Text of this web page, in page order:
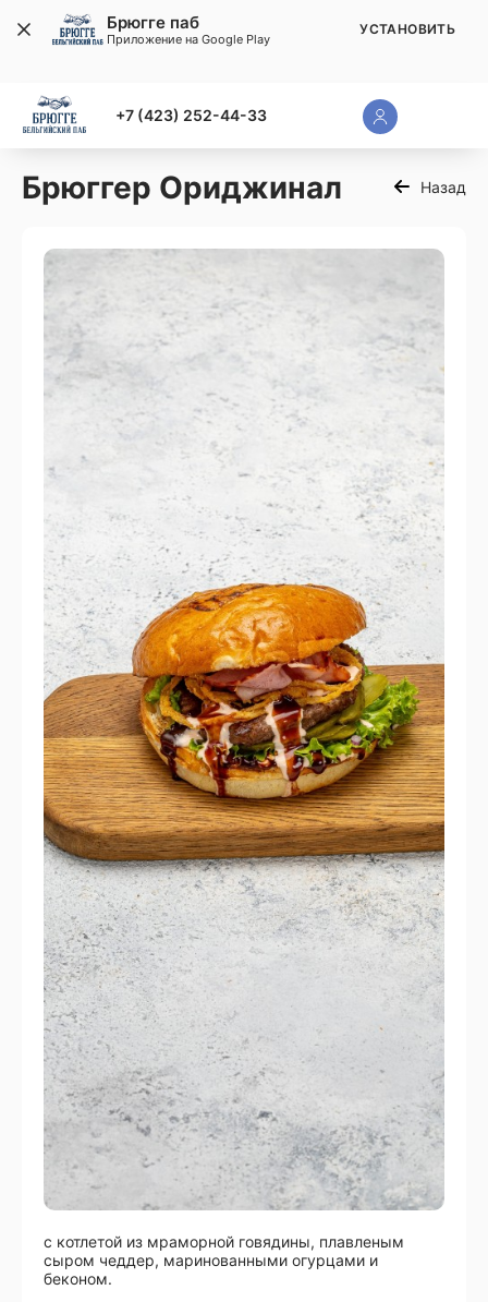
+7 (423) 252-44-33
Брюггер Ориджинал Назад
с котлетой из мраморной говядины, плавленым
сыром чеддер, маринованными огурцами и
беконом.
Брюгге паб
Приложение на Google Play
УСТАНОВИТЬ